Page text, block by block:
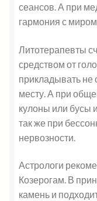
сеансов. А при
гармония с
Литотерапевты
средством от
прикладывать не
месту. А при
кулоны или бусы
так же при
нервозности.
Астрологи
Козерогам. В
камень и